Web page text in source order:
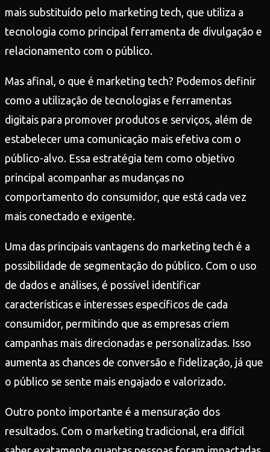
mais substituído pelo marketing tech, que utiliza a
tecnologia como principal ferramenta de divulgação e
relacionamento com o público.
Mas afinal, o que é marketing tech? Podemos definir
como a utilização de tecnologias e ferramentas
digitais para promover produtos e serviços, além de
estabelecer uma comunicação mais efetiva com o
público-alvo. Essa estratégia tem como objetivo
principal acompanhar as mudanças no
comportamento do consumidor, que está cada vez
mais conectado e exigente.
Uma das principais vantagens do marketing tech é a
possibilidade de segmentação do público. Com o uso
de dados e análises, é possível identificar
características e interesses específicos de cada
consumidor, permitindo que as empresas criem
campanhas mais direcionadas e personalizadas. Isso
aumenta as chances de conversão e fidelização, já que
o público se sente mais engajado e valorizado.
Outro ponto importante é a mensuração dos
resultados. Com o marketing tradicional, era difícil